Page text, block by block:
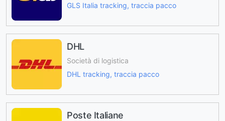
GLS Italia tracking, traccia pacco
DHL
Società di logistica
DHL tracking, traccia pacco
Poste Italiane